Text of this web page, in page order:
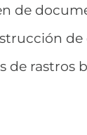
de
de
de rastros